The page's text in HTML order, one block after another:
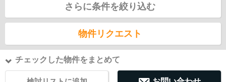
さらに条件を絞り込む
物件リクエスト
チェックした物件をまとめて